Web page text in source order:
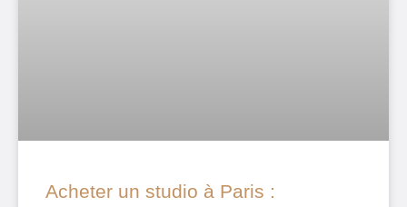
Acheter un studio à Paris :